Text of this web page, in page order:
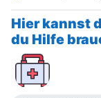
Hier kannst
du Hilfe